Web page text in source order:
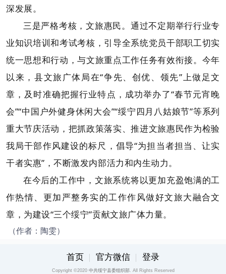
深发展。
三是严格考核，文旅惠民。通过不定期举行行业专
业知识培训和考试考核，引导全系统党员干部职工切实
统一思想和行动，与文旅重点工作任务有效衔接。今年
以来，县文旅广体局在“争先、创优、领先”上做足文
章，及时准确把握行业特点，成功举办了“春节元宵晚
会”“中国户外健身休闲大会”“绥宁四月八姑娘节”等系列
重大节庆活动，把抓政策落实、推进文旅惠民作为检验
我局干部作风建设的标尺，倡导“为担当者担当、让实
干者实惠”，不断激发内部活力和内生动力。
在今后的工作中，文旅系统将以更加充盈饱满的工
作热情、更加严整务实的工作作风做好文旅大融合文
章，为建设“三个绥宁”贡献文旅广体力量。
（作者：陶雯）
首页 官方微信 登录
Copyright ©2020 中共绥宁县委组织部. All Rights Reserved